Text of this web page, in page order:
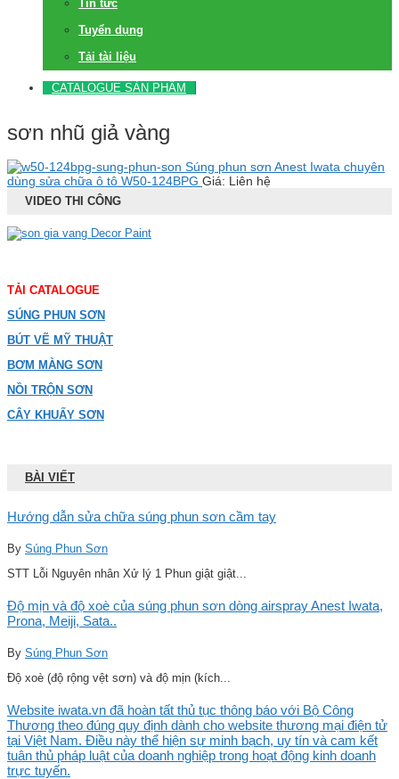
Tin tức
Tuyển dụng
Tải tài liệu
CATALOGUE SẢN PHẨM
sơn nhũ giả vàng
Súng phun sơn Anest Iwata chuyên
dùng sửa chữa ô tô W50-124BPG Giá: Liên hệ
VIDEO THI CÔNG
TẢI CATALOGUE
SÚNG PHUN SƠN
BÚT VẼ MỸ THUẬT
BƠM MÀNG SƠN
NỒI TRỘN SƠN
CÂY KHUẤY SƠN
BÀI VIẾT
Hướng dẫn sửa chữa súng phun sơn cầm tay
By Súng Phun Sơn
STT Lỗi Nguyên nhân Xử lý 1 Phun giật giật...
Độ mịn và độ xoè của súng phun sơn dòng airspray Anest Iwata,
Prona, Meiji, Sata..
By Súng Phun Sơn
Độ xoè (độ rộng vệt sơn) và độ mịn (kích...
Website iwata.vn đã hoàn tất thủ tục thông báo với Bộ Công
Thương theo đúng quy định dành cho website thương mại điện tử
tại Việt Nam. Điều này thể hiện sự minh bạch, uy tín và cam kết
tuân thủ pháp luật của doanh nghiệp trong hoạt động kinh doanh
trực tuyến.